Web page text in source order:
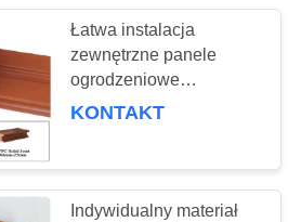
Łatwa instalacja
zewnętrzne panele
ogrodzeniowe
koekstrudowane WPC
KONTAKT
Indywidualny materiał